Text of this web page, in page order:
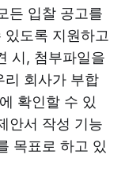
든 입찰 공고를
도록 지원하고
시, 첨부파일을
리 회사가 부합
확인할 수 있
안서 작성 기능
목표로 하고 있